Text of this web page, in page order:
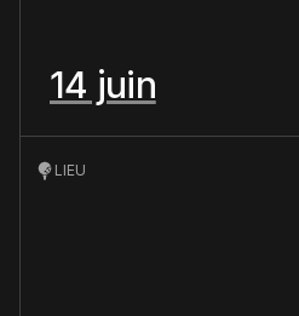
14 juin
LIEU